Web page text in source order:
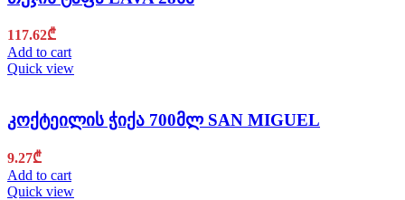
117.62₾
Add to cart
Quick view
კოქტეილის ჭიქა 700მლ SAN MIGUEL
9.27₾
Add to cart
Quick view